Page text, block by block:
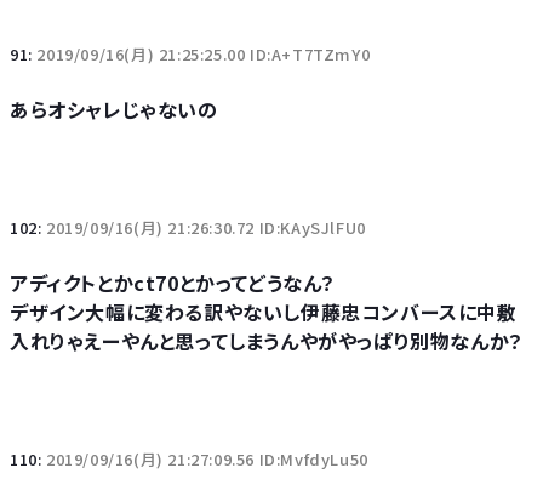
91: 2019/09/16(月) 21:25:25.00 ID:A+T7TZmY0
あらオシャレじゃないの
102: 2019/09/16(月) 21:26:30.72 ID:KAySJlFU0
アディクトとかct70とかってどうなん？
デザイン大幅に変わる訳やないし伊藤忠コンバースに中敷
入れりゃえーやんと思ってしまうんやがやっぱり別物なんか？
110: 2019/09/16(月) 21:27:09.56 ID:MvfdyLu50